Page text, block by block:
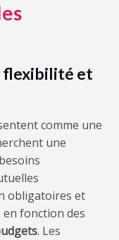
flexibilité et
comme une
une
obligatoires et
fonction des
. Les